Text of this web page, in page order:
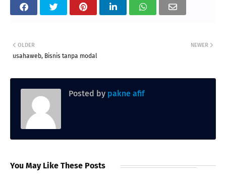
NEWER
OLDER
usahaweb, Bisnis tanpa modal
Posted by pakne afif
You May Like These Posts